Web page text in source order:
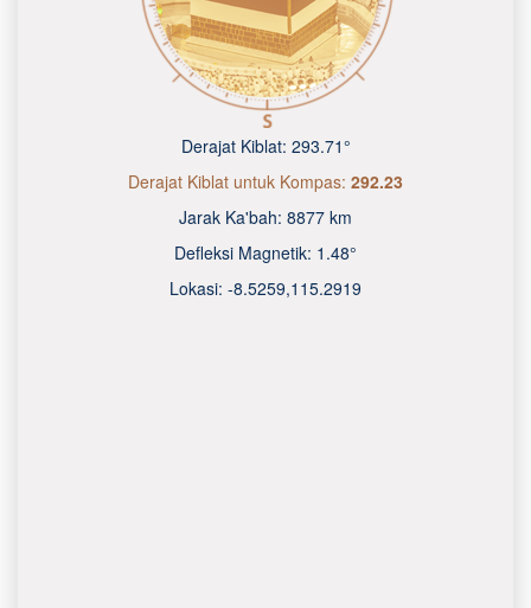
Derajat Kiblat: 293.71°
Derajat Kiblat untuk Kompas: 292.23
Jarak Ka'bah: 8877 km
Defleksi Magnetik: 1.48°
Lokasi: -8.5259,115.2920